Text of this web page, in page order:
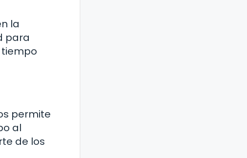
la
para
permite
al
de los